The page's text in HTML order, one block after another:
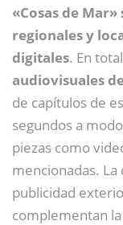
«Cosas de
regionales y
digitales. En
audiovisuales
de capítulos de
segundos a
piezas como
mencionadas.
publicidad
complementan